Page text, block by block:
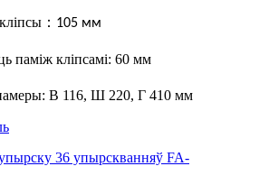
： 105 мм
паміж кліпсамі: 60 мм
В 116, Ш 220, Г 410 мм